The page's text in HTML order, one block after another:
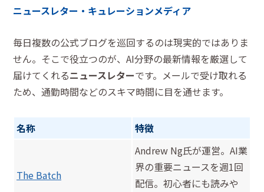
ニュースレター・キュレーションメディア
毎日複数の公式ブログを巡回するのは現実的ではありま
せん。そこで役立つのが、AI分野の最新情報を厳選して
届けてくれるニュースレターです。メールで受け取れる
ため、通勤時間などのスキマ時間に目を通せます。
名称 特徴
The Batch
Andrew Ng氏が運営。AI業
界の重要ニュースを週1回
配信。初心者にも読みや